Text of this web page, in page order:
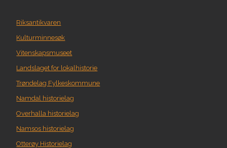
Riksantikvaren
Kulturminnesøk
Vitenskapsmuseet
Landslaget for lokalhistorie
Trøndelag Fylkeskommune
Namdal historielag
Overhalla historielag
Namsos historielag
Otterøy Historielag